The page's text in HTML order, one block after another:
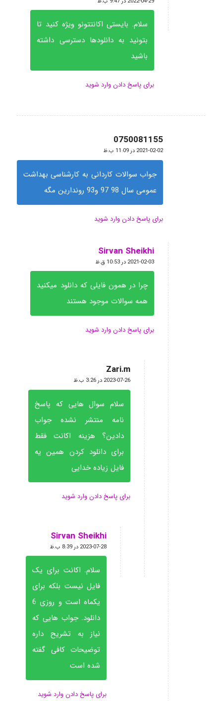
سلام. بایستی اکانتتونو ویژه کنید تا
بتونید به دانلودها دسترسی داشته
باشید
برای پاسخ دادن وارد شوید
0750081155
گفته:
2021-02-02 در 11:09 ب.ظ
جواب سوالات کاردانی به کارشناسی بهداشت
عمومی سال 98 97 و93 روندارین مگه
برای پاسخ دادن وارد شوید
Sirvan Sheikhi
گفته:
2021-02-03 در 10:53 ق.ظ
چرا در همون فایلی که دانلود میکنید
همه سوالات موجود هستند
برای پاسخ دادن وارد شوید
Zari.m
گفته:
2023-07-26 در 3:26 ب.ظ
سلام سوال هایی که پاسخ
نامه منتشر نشده جواب
دادین؟ هزینه اکانت فقط
برای دانلود کردن همین یه
فایل زیاده خدایی
برای پاسخ دادن وارد شوید
Sirvan Sheikhi
گفته:
2023-07-28 در 8:39 ب.ظ
سلام. اکانت برای یک
فایل نیست بلکه برای
یکماه است و روزی 6
دانلود. جواب هایی که
نیاز به تشریح داره
توضیحات کافی گفته
شده است
برای پاسخ دادن وارد شوید